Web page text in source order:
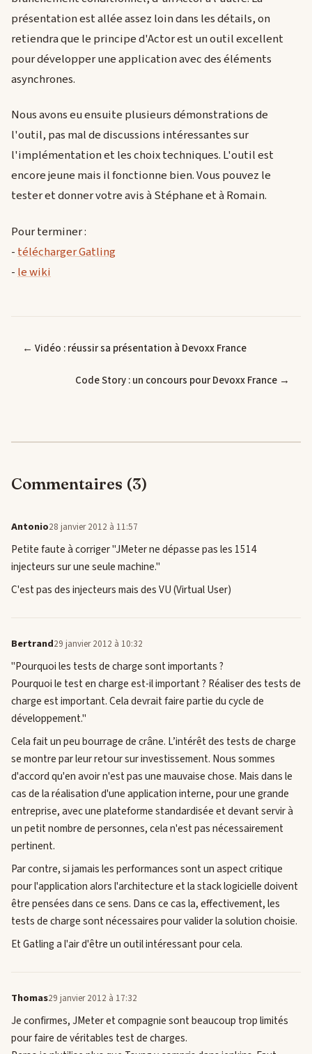
présentation est allée assez loin dans les détails, on
retiendra que le principe d'Actor est un outil excellent
pour développer une application avec des éléments
asynchrones.
Nous avons eu ensuite plusieurs démonstrations de
l'outil, pas mal de discussions intéressantes sur
l'implémentation et les choix techniques. L'outil est
encore jeune mais il fonctionne bien. Vous pouvez le
tester et donner votre avis à Stéphane et à Romain.
Pour terminer :
- télécharger Gatling
- le wiki
← Vidéo : réussir sa présentation à Devoxx France
Code Story : un concours pour Devoxx France →
Commentaires (3)
Antonio28 janvier 2012 à 11:57
Petite faute à corriger "JMeter ne dépasse pas les 1514
injecteurs sur une seule machine."
C'est pas des injecteurs mais des VU (Virtual User)
Bertrand29 janvier 2012 à 10:32
"Pourquoi les tests de charge sont importants ?
Pourquoi le test en charge est-il important ? Réaliser des tests de
charge est important. Cela devrait faire partie du cycle de
développement."
Cela fait un peu bourrage de crâne. L’intérêt des tests de charge
se montre par leur retour sur investissement. Nous sommes
d'accord qu'en avoir n'est pas une mauvaise chose. Mais dans le
cas de la réalisation d'une application interne, pour une grande
entreprise, avec une plateforme standardisée et devant servir à
un petit nombre de personnes, cela n'est pas nécessairement
pertinent.
Par contre, si jamais les performances sont un aspect critique
pour l'application alors l'architecture et la stack logicielle doivent
être pensées dans ce sens. Dans ce cas la, effectivement, les
tests de charge sont nécessaires pour valider la solution choisie.
Et Gatling a l'air d'être un outil intéressant pour cela.
Thomas29 janvier 2012 à 17:32
Je confirmes, JMeter et compagnie sont beaucoup trop limités
pour faire de véritables test de charges.